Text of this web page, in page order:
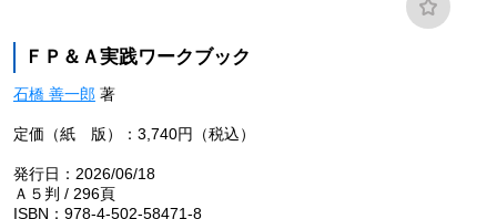
ＦＰ＆Ａ実践ワークブック
石橋 善一郎 著
定価（紙 版）：3,740円（税込）
発行日：2026/06/18
Ａ５判 / 296頁
ISBN：978-4-502-58471-8